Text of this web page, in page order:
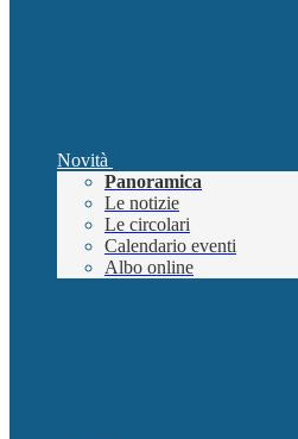
Novità
Panoramica
Le notizie
Le circolari
Calendario eventi
Albo online